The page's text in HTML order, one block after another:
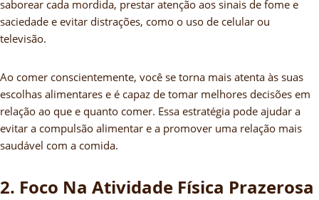
saborear cada mordida, prestar atenção aos sinais de fome e
saciedade e evitar distrações, como o uso de celular ou
televisão.
Ao comer conscientemente, você se torna mais atenta às suas
escolhas alimentares e é capaz de tomar melhores decisões em
relação ao que e quanto comer. Essa estratégia pode ajudar a
evitar a compulsão alimentar e a promover uma relação mais
saudável com a comida.
2. Foco Na Atividade Física Prazerosa